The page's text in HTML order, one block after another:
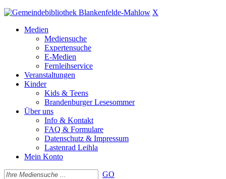
X
Medien
Mediensuche
Expertensuche
E-Medien
Fernleihservice
Veranstaltungen
Kinder
Kids & Teens
Brandenburger Lesesommer
Über uns
Info & Kontakt
FAQ & Formulare
Datenschutz & Impressum
Lastenrad Leihla
Mein Konto
GO